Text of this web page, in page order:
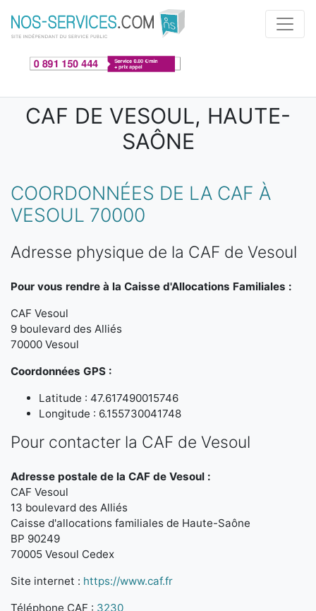
Aller au contenu principal
CAF DE VESOUL, HAUTE-
SAÔNE
COORDONNÉES DE LA CAF À
VESOUL 70000
Adresse physique de la CAF de Vesoul
Pour vous rendre à la Caisse d'Allocations Familiales :
CAF Vesoul
9 boulevard des Alliés
70000 Vesoul
Coordonnées GPS :
Latitude : 47.617490015746
Longitude : 6.155730041748
Pour contacter la CAF de Vesoul
Adresse postale de la CAF de Vesoul :
CAF Vesoul
13 boulevard des Alliés
Caisse d'allocations familiales de Haute-Saône
BP 90249
70005 Vesoul Cedex
Site internet : https://www.caf.fr
Téléphone CAF : 3230